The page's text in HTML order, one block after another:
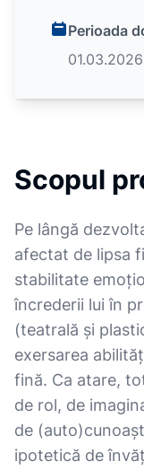
Perioada
Scopul
Pe lângă
afectat de lipsa
stabilitate
încrederii lui în
(teatrală și
exersarea
fină. Ca atare,
de rol, de
de
ipotetică de